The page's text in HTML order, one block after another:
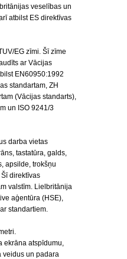
veselības un
atbilst ES direktīvas
EG zīmi. Šī zīme
ar Vācijas
EN60950:1992
standartam, ZH
(Vācijas standarts),
un ISO 9241/3
darba vietas
tastatūra, galds,
apsilde, trokšņu
direktīvas
valstīm. Lielbritānija
aģentūra (HSE),
standartiem.
ekrāna atspīdumu,
veidus un padara